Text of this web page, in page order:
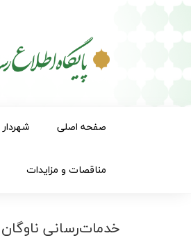
صفحه اصلی شهردار
مناقصات و مزایدات
خدمات‌رسانی ناوگان